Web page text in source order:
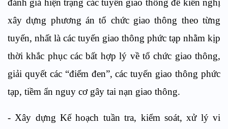
đánh giá hiện trạng các tuyến giao thông để kiến nghị
xây dựng phương án tổ chức giao thông theo từng
tuyến, nhất là các tuyến giao thông phức tạp nhằm kịp
thời khắc phục các bất hợp lý về tổ chức giao thông,
giải quyết các “điểm đen”, các tuyến giao thông phức
tạp, tiềm ẩn nguy cơ gây tai nạn giao thông.
- Xây dựng Kế hoạch tuần tra, kiểm soát, xử lý vi